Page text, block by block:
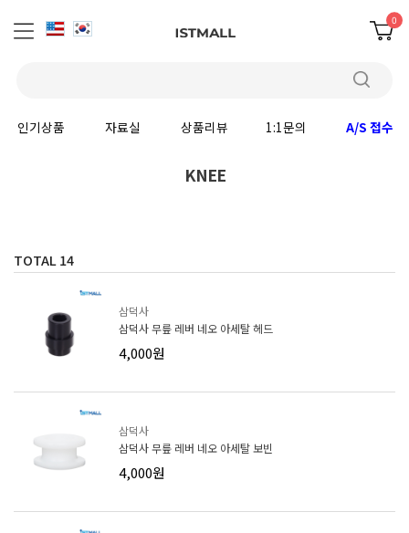
0
인기상품 자료실 상품리뷰 1:1문의 A/S 접수
KNEE
TOTAL 14
삼덕사
삼덕사 무릎 레버 네오 아세탈 헤드
4,000원
삼덕사
삼덕사 무릎 레버 네오 아세탈 보빈
4,000원